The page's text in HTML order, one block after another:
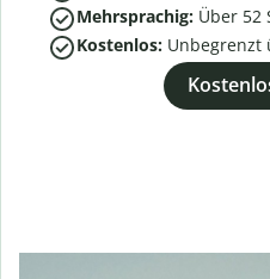
Mehrsprachig: Über 52
Kostenlos: Unbegrenzt